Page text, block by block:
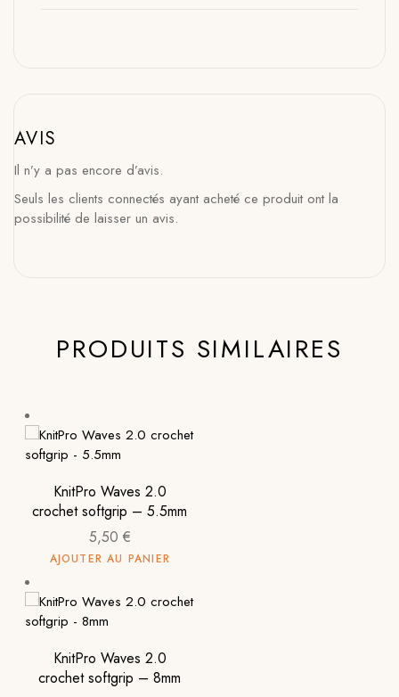
AVIS
Il n’y a pas encore d’avis.
Seuls les clients connectés ayant acheté ce produit ont la
possibilité de laisser un avis.
PRODUITS SIMILAIRES
KnitPro Waves 2.0
crochet softgrip – 5.5mm
5,50 €
AJOUTER AU PANIER
KnitPro Waves 2.0
crochet softgrip – 8mm